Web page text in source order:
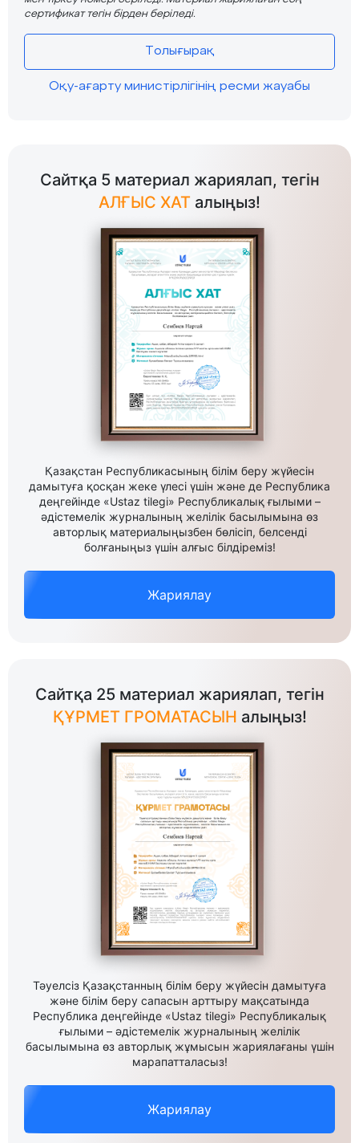
сертификат тегін бірден беріледі.
Толығырақ
Оқу-ағарту министірлігінің ресми жауабы
Сайтқа 5 материал жариялап, тегін
АЛҒЫС ХАТ алыңыз!
Қазақстан Республикасының білім беру жүйесін
дамытуға қосқан жеке үлесі үшін және де Республика
деңгейінде «Ustaz tilegi» Республикалық ғылыми –
әдістемелік журналының желілік басылымына өз
авторлық материалыңызбен бөлісіп, белсенді
болғаныңыз үшін алғыс білдіреміз!
Жариялау
Сайтқа 25 материал жариялап, тегін
ҚҰРМЕТ ГРОМАТАСЫН алыңыз!
Тәуелсіз Қазақстанның білім беру жүйесін дамытуға
және білім беру сапасын арттыру мақсатында
Республика деңгейінде «Ustaz tilegi» Республикалық
ғылыми – әдістемелік журналының желілік
басылымына өз авторлық жұмысын жариялағаны үшін
марапатталасыз!
Жариялау